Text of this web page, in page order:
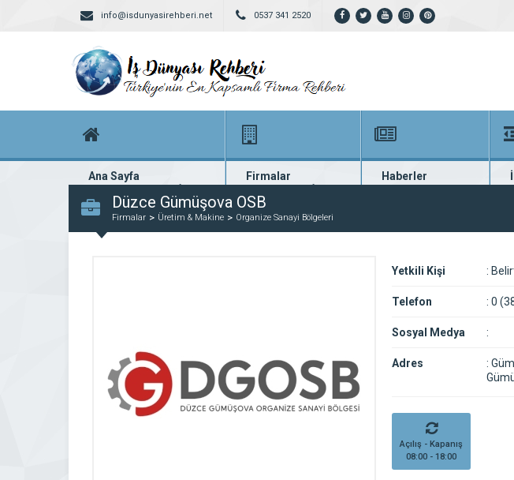
info@isdunyasirehberi.net 0537 341 2520
Ana Sayfa
Firma rehberi ana sayfanız
Firmalar
Yüzlerce kayıtlı firma
Haberler
En güncel haberler
Düzce Gümüşova OSB
Firmalar Üretim & Makine Organize Sanayi Bölgeleri
Yetkili Kişi :
Telefon : 0
Sosyal Medya :
Adres :
Açılış - Kapanış
08:00 - 18:00